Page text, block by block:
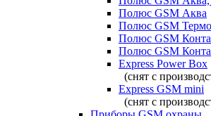
Полюс GSM Аква
Полюс GSM Термо
Полюс GSM
Полюс GSM
Express Power Box
(снят с
Express GSM mini
(снят с